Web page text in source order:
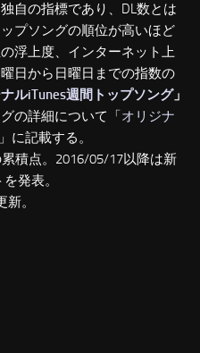
自の指標であり、DL数とは
プソングの順位が高いほど
浮上度、インターネット上
日から日曜日までの指数の
ルiTunes週間トップソング」
の詳細について「オリジナ
」に記載する。
積点。2016/05/17以降は新
発表。
。